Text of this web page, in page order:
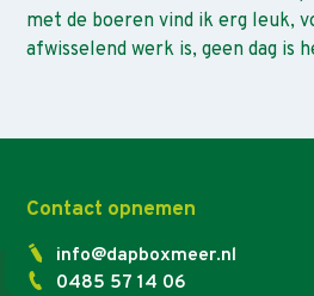
met de boeren vind ik erg leuk,
afwisselend werk is, geen dag is
Contact opnemen
info@dapboxmeer.nl
0485 57 14 06